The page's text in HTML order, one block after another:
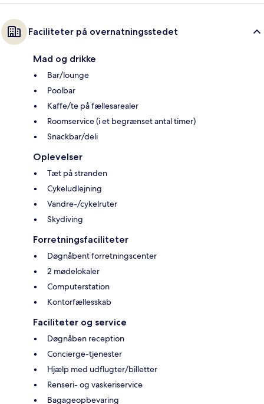
Faciliteter på overnatningsstedet
Mad og drikke
Bar/lounge
Poolbar
Kaffe/te på fællesarealer
Roomservice (i et begrænset antal timer)
Snackbar/deli
Oplevelser
Tæt på stranden
Cykeludlejning
Vandre-/cykelruter
Skydiving
Forretningsfaciliteter
Døgnåbent forretningscenter
2 mødelokaler
Computerstation
Kontorfællesskab
Faciliteter og service
Døgnåben reception
Concierge-tjenester
Hjælp med udflugter/billetter
Renseri- og vaskeriservice
Bagageopbevaring